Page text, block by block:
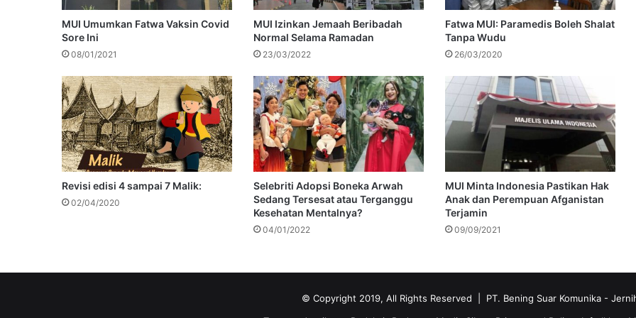
MUI Umumkan Fatwa Vaksin Covid
Sore Ini
08/01/2021
MUI Izinkan Jemaah Beribadah
Normal Selama Ramadan
23/03/2022
Fatwa MUI: Paramedis Boleh Shalat
Tanpa Wudu
26/03/2020
Revisi edisi 4 sampai 7 Malik:
02/04/2020
Selebriti Adopsi Boneka Arwah
Sedang Tersesat atau Terganggu
Kesehatan Mentalnya?
04/01/2022
MUI Minta Indonesia Pastikan Hak
Anak dan Perempuan Afganistan
Terjamin
09/09/2021
© Copyright 2019, All Rights Reserved | PT. Bening Suar Komunika -